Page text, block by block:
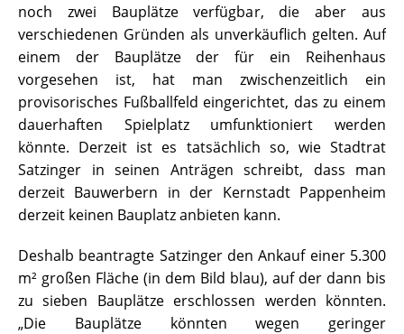
noch zwei Bauplätze verfügbar, die aber aus
verschiedenen Gründen als unverkäuflich gelten. Auf
einem der Bauplätze der für ein Reihenhaus
vorgesehen ist, hat man zwischenzeitlich ein
provisorisches Fußballfeld eingerichtet, das zu einem
dauerhaften Spielplatz umfunktioniert werden
könnte. Derzeit ist es tatsächlich so, wie Stadtrat
Satzinger in seinen Anträgen schreibt, dass man
derzeit Bauwerbern in der Kernstadt Pappenheim
derzeit keinen Bauplatz anbieten kann.
Deshalb beantragte Satzinger den Ankauf einer 5.300
m² großen Fläche (in dem Bild blau), auf der dann bis
zu sieben Bauplätze erschlossen werden könnten.
„Die Bauplätze könnten wegen geringer